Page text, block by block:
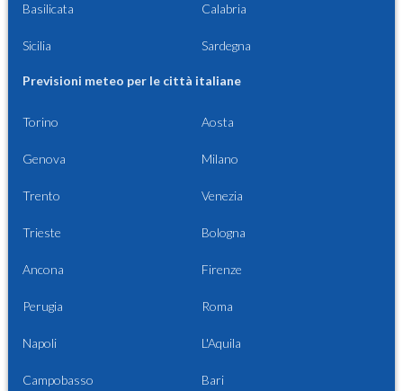
Basilicata Calabria
Sicilia Sardegna
Previsioni meteo per le città italiane
Torino Aosta
Genova Milano
Trento Venezia
Trieste Bologna
Ancona Firenze
Perugia Roma
Napoli L'Aquila
Campobasso Bari